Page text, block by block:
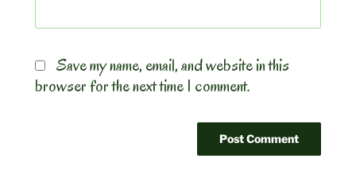
Save my name, email, and website in this
browser for the next time I comment.